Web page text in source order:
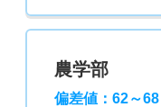
農学部
偏差値：62～68